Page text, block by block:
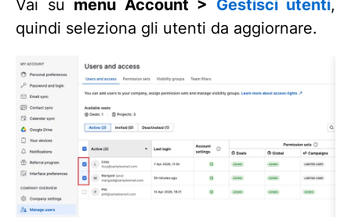
Vai su menu Account > Gestisci utenti,
quindi seleziona gli utenti da aggiornare.